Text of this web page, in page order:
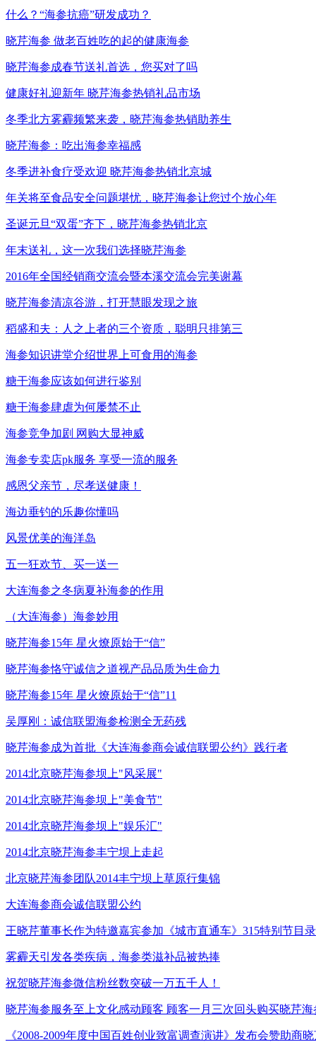
什么？“海参抗癌”研发成功？
晓芹海参 做老百姓吃的起的健康海参
晓芹海参成春节送礼首选，您买对了吗
健康好礼迎新年 晓芹海参热销礼品市场
冬季北方雾霾频繁来袭，晓芹海参热销助养生
晓芹海参：吃出海参幸福感
冬季进补食疗受欢迎 晓芹海参热销北京城
年关将至食品安全问题堪忧，晓芹海参让您过个放心年
圣诞元旦“双蛋”齐下，晓芹海参热销北京
年末送礼，这一次我们选择晓芹海参
2016年全国经销商交流会暨本溪交流会完美谢幕
晓芹海参清凉谷游，打开慧眼发现之旅
稻盛和夫：人之上者的三个资质，聪明只排第三
海参知识讲堂介绍世界上可食用的海参
糖干海参应该如何进行鉴别
糖干海参肆虐为何屡禁不止
海参竞争加剧 网购大显神威
海参专卖店pk服务 享受一流的服务
感恩父亲节，尽孝送健康！
海边垂钓的乐趣你懂吗
风景优美的海洋岛
五一狂欢节、买一送一
大连海参之冬病夏补海参的作用
（大连海参）海参妙用
晓芹海参15年 星火燎原始于“信”
晓芹海参恪守诚信之道视产品品质为生命力
晓芹海参15年 星火燎原始于“信”11
吴厚刚：诚信联盟海参检测全无药残
晓芹海参成为首批《大连海参商会诚信联盟公约》践行者
2014北京晓芹海参坝上"风采展"
2014北京晓芹海参坝上"美食节"
2014北京晓芹海参坝上"娱乐汇"
2014北京晓芹海参丰宁坝上走起
北京晓芹海参团队2014丰宁坝上草原行集锦
大连海参商会诚信联盟公约
王晓芹董事长作为特邀嘉宾参加《城市直通车》315特别节目
雾霾天引发各类疾病，海参类滋补品被热捧
祝贺晓芹海参微信粉丝数突破一万五千人！
晓芹海参服务至上文化感动顾客 顾客一月三次回头购买晓芹海
《2008-2009年度中国百姓创业致富调查演讲》发布会赞助商